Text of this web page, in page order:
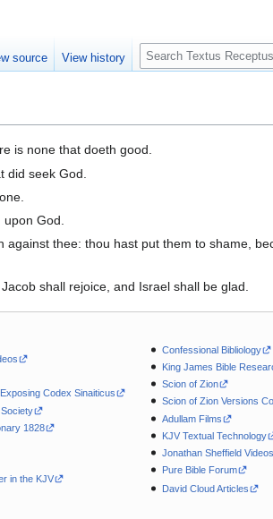
is none that doeth good.
seek God.
God.
thee: thou hast put them to shame,
shall rejoice, and Israel shall be glad.
Codex Sinaiticus
1828
in the KJV
Confessional Bibliology
King James Bible
Scion of Zion
Scion of Zion Versions
Adullam Films
KJV Textual Technology
Jonathan Sheffield Videos
Pure Bible Forum
David Cloud Articles
source View history
S
e
c
h